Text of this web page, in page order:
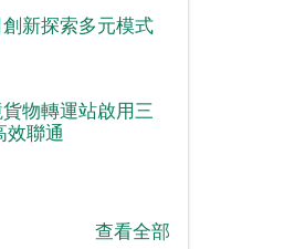
新探索多元模式
物轉運站啟用三
效聯通
查看全部